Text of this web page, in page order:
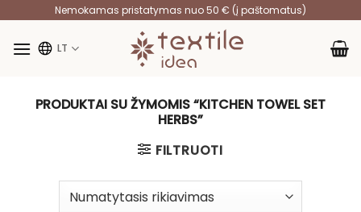
content
Nemokamas pristatymas nuo 50 € (į paštomatus)
LT
PRODUKTAI SU ŽYMOMIS “KITCHEN TOWEL SET
HERBS”
FILTRUOTI